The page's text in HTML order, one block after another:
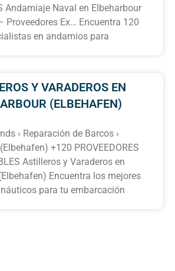
Andamiaje Naval en Elbeharbour
Proveedores Ex… Encuentra 120
en andamios para
Y VARADEROS EN
(ELBEHAFEN)
› Reparación de Barcos ›
+120 PROVEEDORES
Astilleros y Varaderos en
Encuentra los mejores
para tu embarcación